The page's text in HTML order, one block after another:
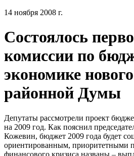
14 ноября 2008 г.
Состоялось
комиссии по
экономике
районной Думы
Депутаты рассмотрели проект
на 2009 год. Как пояснил
Кожевин, бюджет 2009 года будет
ориентированным, приоритетными
финансового кризиса названы –